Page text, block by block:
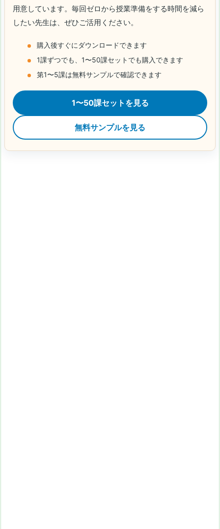
用意しています。毎回ゼロから授業準備をする時間を減ら
したい先生は、ぜひご活用ください。
購入後すぐにダウンロードできます
1課ずつでも、1〜50課セットでも購入できます
第1〜5課は無料サンプルで確認できます
1〜50課セットを見る
無料サンプルを見る